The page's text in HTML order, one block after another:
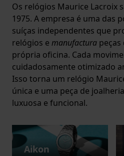
Os relógios Maurice Lacroix
1975. A empresa é uma das
suíças independentes que
relógios e manufactura
própria oficina. Cada
cuidadosamente otimizado
Isso torna um relógio
única e uma peça de
luxuosa e funcional.
Aikon